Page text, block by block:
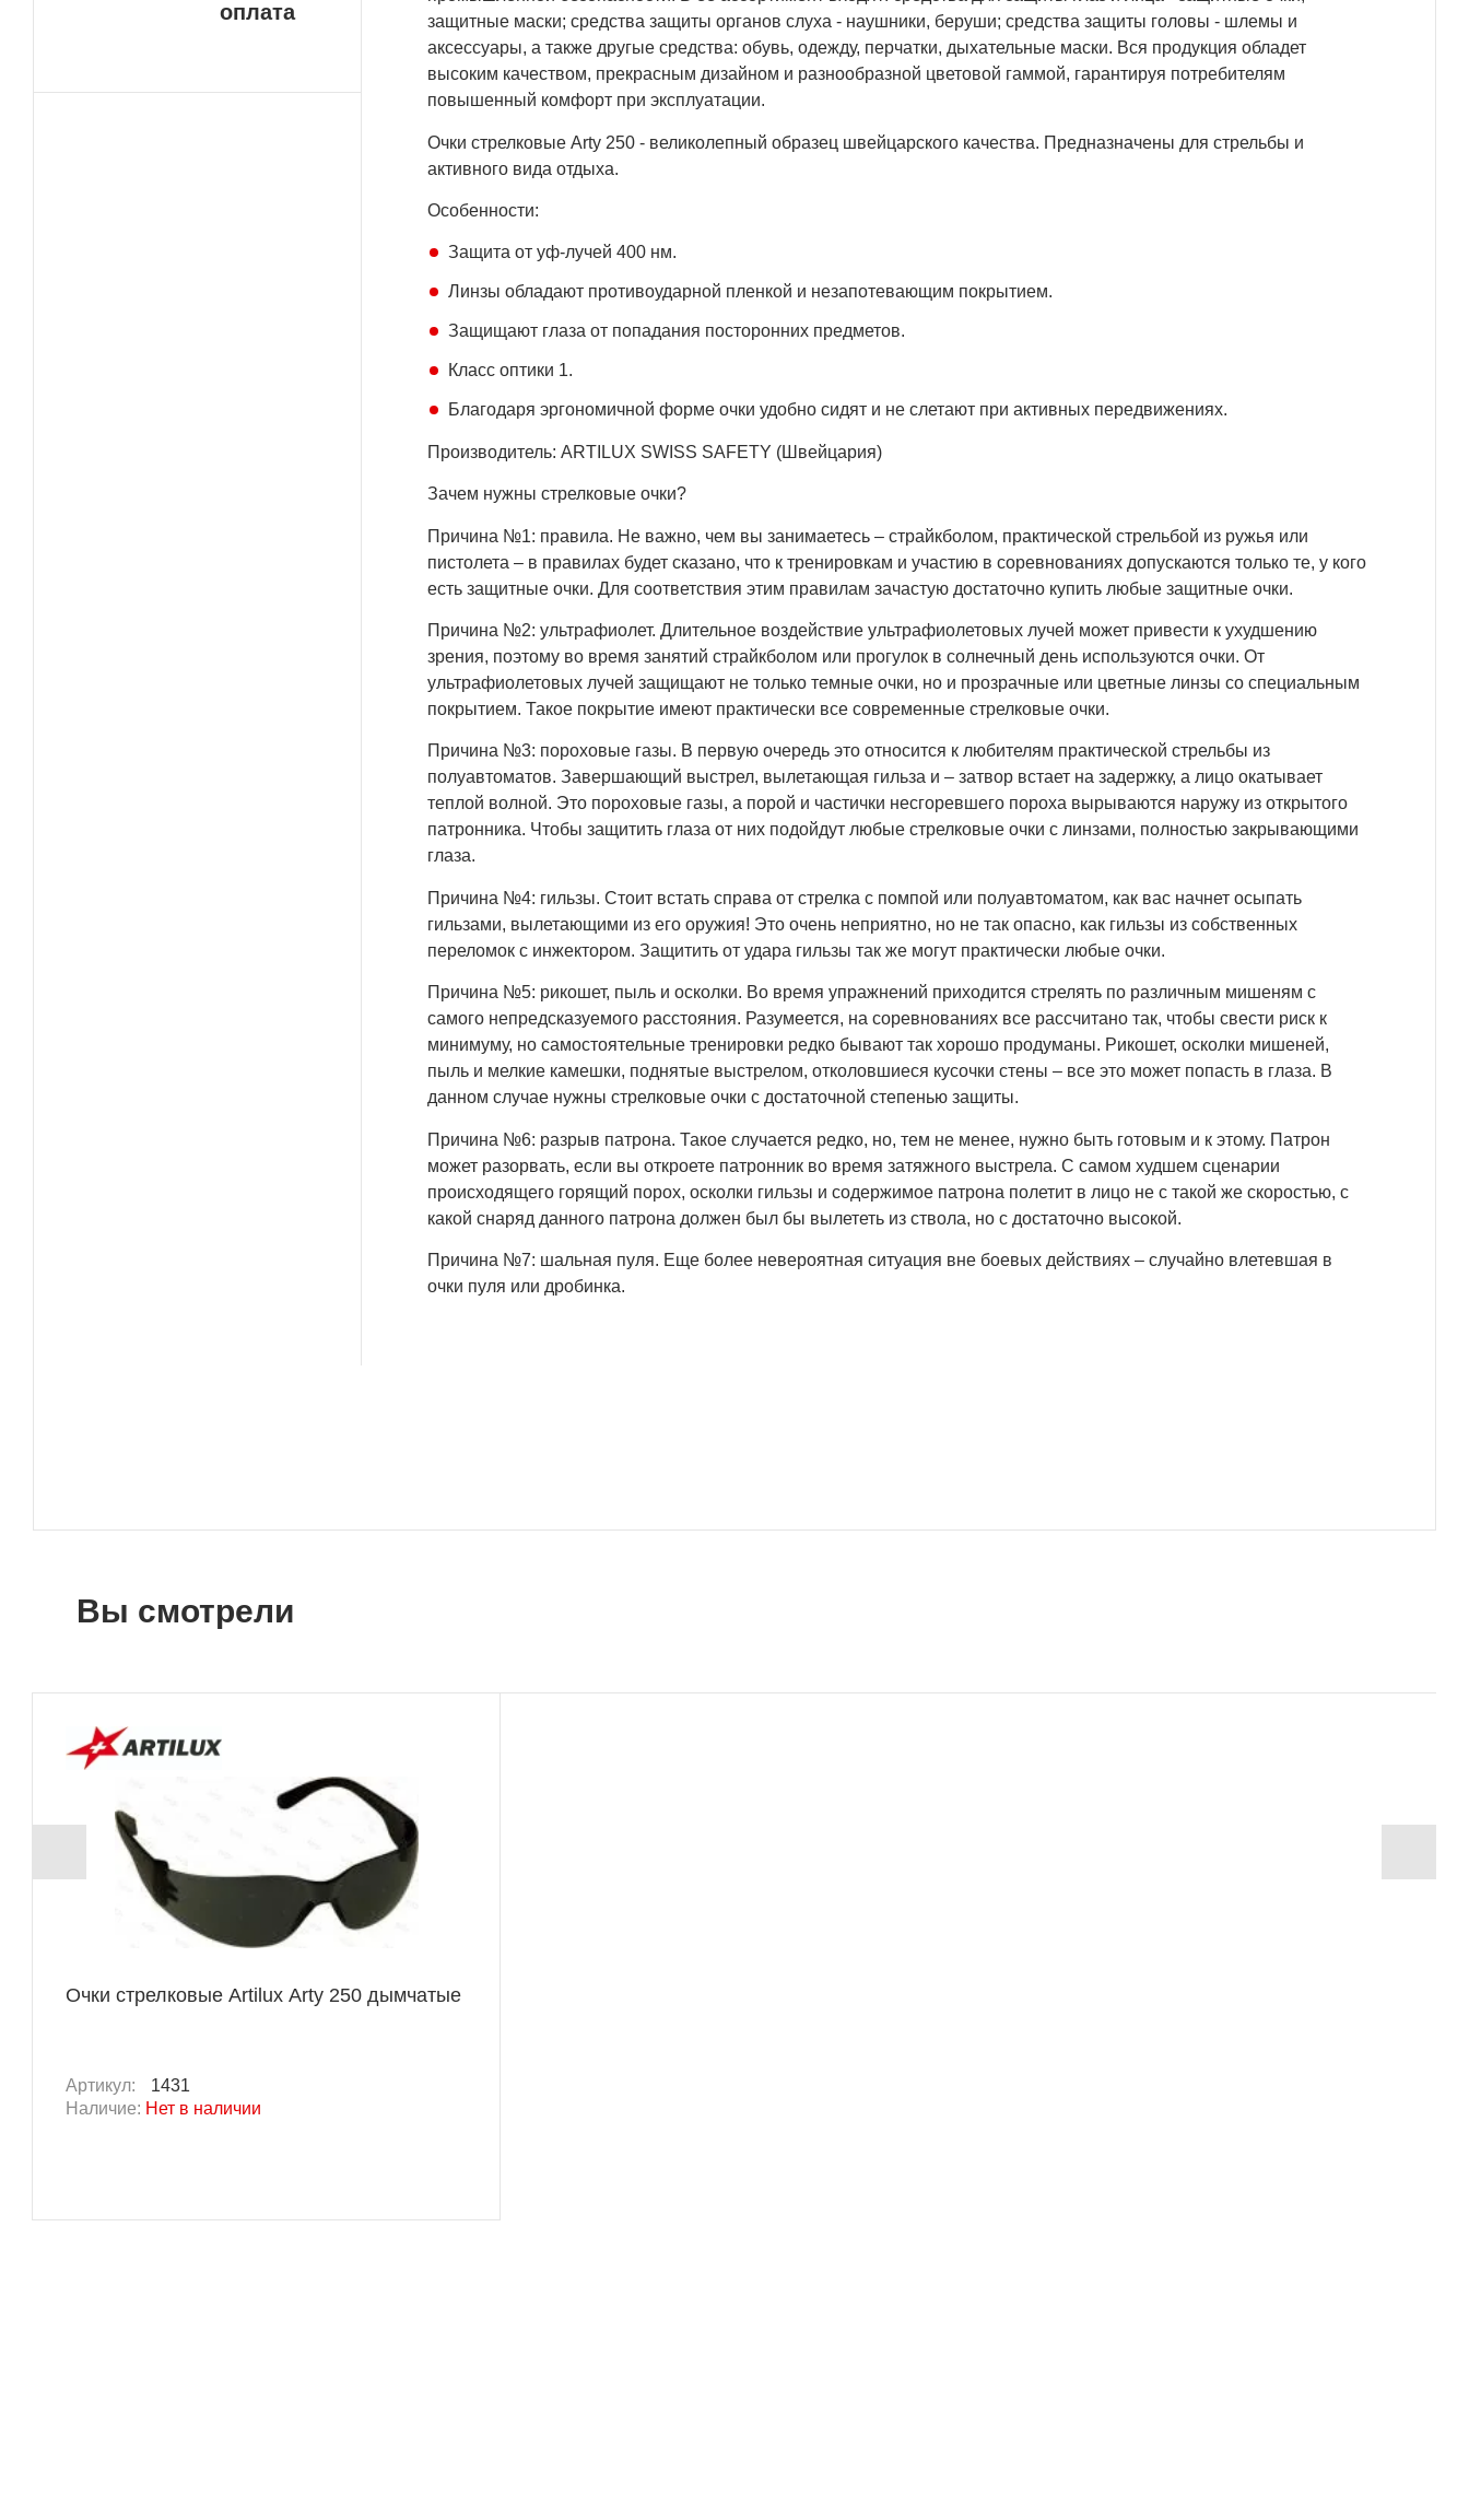
оплата
защитные маски; средства защиты органов слуха - наушники, беруши; средства защиты головы - шлемы и
аксессуары, а также другые средства: обувь, одежду, перчатки, дыхательные маски. Вся продукция обладет
высоким качеством, прекрасным дизайном и разнообразной цветовой гаммой, гарантируя потребителям
повышенный комфорт при эксплуатации.
Очки стрелковые Arty 250 - великолепный образец швейцарского качества. Предназначены для стрельбы и
активного вида отдыха.
Особенности:
Защита от уф-лучей 400 нм.
Линзы обладают противоударной пленкой и незапотевающим покрытием.
Защищают глаза от попадания посторонних предметов.
Класс оптики 1.
Благодаря эргономичной форме очки удобно сидят и не слетают при активных передвижениях.
Производитель: ARTILUX SWISS SAFETY (Швейцария)
Зачем нужны стрелковые очки?
Причина №1: правила. Не важно, чем вы занимаетесь – страйкболом, практической стрельбой из ружья или
пистолета – в правилах будет сказано, что к тренировкам и участию в соревнованиях допускаются только те, у кого
есть защитные очки. Для соответствия этим правилам зачастую достаточно купить любые защитные очки.
Причина №2: ультрафиолет. Длительное воздействие ультрафиолетовых лучей может привести к ухудшению
зрения, поэтому во время занятий страйкболом или прогулок в солнечный день используются очки. От
ультрафиолетовых лучей защищают не только темные очки, но и прозрачные или цветные линзы со специальным
покрытием. Такое покрытие имеют практически все современные стрелковые очки.
Причина №3: пороховые газы. В первую очередь это относится к любителям практической стрельбы из
полуавтоматов. Завершающий выстрел, вылетающая гильза и – затвор встает на задержку, а лицо окатывает
теплой волной. Это пороховые газы, а порой и частички несгоревшего пороха вырываются наружу из открытого
патронника. Чтобы защитить глаза от них подойдут любые стрелковые очки с линзами, полностью закрывающими
глаза.
Причина №4: гильзы. Стоит встать справа от стрелка с помпой или полуавтоматом, как вас начнет осыпать
гильзами, вылетающими из его оружия! Это очень неприятно, но не так опасно, как гильзы из собственных
переломок с инжектором. Защитить от удара гильзы так же могут практически любые очки.
Причина №5: рикошет, пыль и осколки. Во время упражнений приходится стрелять по различным мишеням с
самого непредсказуемого расстояния. Разумеется, на соревнованиях все рассчитано так, чтобы свести риск к
минимуму, но самостоятельные тренировки редко бывают так хорошо продуманы. Рикошет, осколки мишеней,
пыль и мелкие камешки, поднятые выстрелом, отколовшиеся кусочки стены – все это может попасть в глаза. В
данном случае нужны стрелковые очки с достаточной степенью защиты.
Причина №6: разрыв патрона. Такое случается редко, но, тем не менее, нужно быть готовым и к этому. Патрон
может разорвать, если вы откроете патронник во время затяжного выстрела. С самом худшем сценарии
происходящего горящий порох, осколки гильзы и содержимое патрона полетит в лицо не с такой же скоростью, с
какой снаряд данного патрона должен был бы вылететь из ствола, но с достаточно высокой.
Причина №7: шальная пуля. Еще более невероятная ситуация вне боевых действиях – случайно влетевшая в
очки пуля или дробинка.
Вы смотрели
Очки стрелковые Artilux Arty 250 дымчатые
Артикул:
1431
Наличие: Нет в наличии